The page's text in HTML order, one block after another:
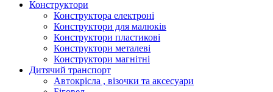
Конструктори
Конструктора електроні
Конструктори для малюків
Конструктори пластикові
Конструктори металеві
Конструктори магнітні
Дитячий транспорт
Автокрісла , візочки та аксесуари